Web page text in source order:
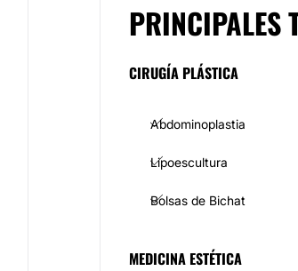
PRINCIPALES
CIRUGÍA PLÁSTICA
Abdominoplastia
Lipoescultura
Bolsas de Bichat
MEDICINA ESTÉTICA